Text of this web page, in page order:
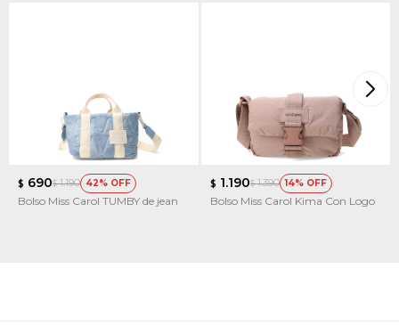
$ 690$ 1.190 42
Bolso Miss Carol TUMBY de jean
$ 1.190$ 1.390 14
Bolso Miss Carol Kima Con Logo